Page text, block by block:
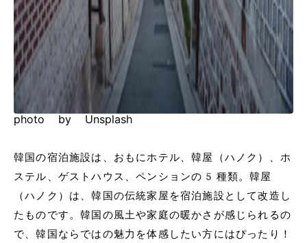
photo by Unsplash
韓国の宿泊施設は、おもにホテル、韓屋（ハノク）、ホ
ステル、ゲストハウス、ペンションの5種類。韓屋
（ハノク）は、韓国の伝統家屋を宿泊施設として改造し
たものです。韓国の風土や家庭の暖かさが感じられるの
で、韓国ならではの魅力を体感したい方にはぴったり！